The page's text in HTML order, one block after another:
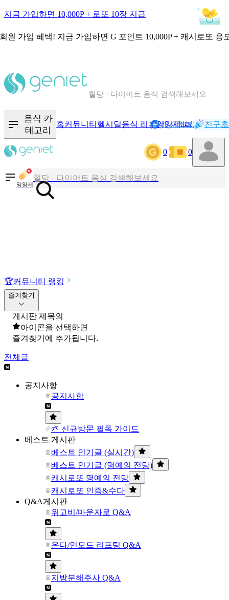
지금 가입하면 10,000P + 로또 10장 지급
원 가입 혜택! 지금 가입하면 G 포인트 10,000P + 캐시로또 응
혈당 · 다이어트 음식 검색해보세요
음식 카
테고리
홈커뮤니티 헬시딜음식 리뷰영양제NEW기록
캐시리뷰 친구
0 0
영양제
칼로리와 영양성분을 검색해보세요
혈당 · 다이어트 음식 검색해보세요
음식 · 영양제 리뷰를 찾아보세요
🏆커뮤니티 랭킹
즐겨찾기
게시판 제목의
아이콘을 선택하면
즐겨찾기에 추가됩니다.
전체글
공지사항
공지사항
🌱 신규방문 필독 가이드
베스트 게시판
베스트 인기글 (실시간)
베스트 인기글 (명예의 전당)
캐시로또 명예의 전당
캐시로또 인증&수다
Q&A게시판
위고비/마운자로 Q&A
온다/인모드 리프팅 Q&A
지방분해주사 Q&A